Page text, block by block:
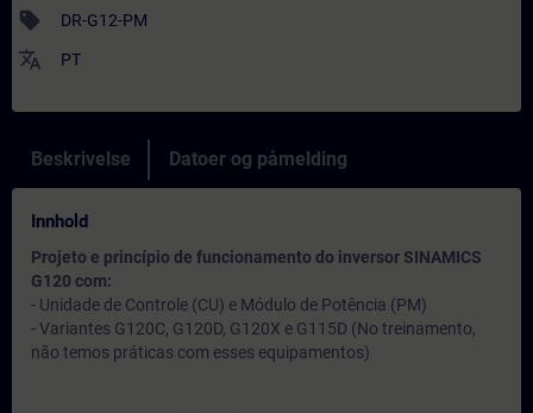
sell DR-G12-PM
translate PT
Beskrivelse Datoer og påmelding
Innhold
Projeto e princípio de funcionamento do inversor SINAMICS
G120 com:
- Unidade de Controle (CU) e Módulo de Potência (PM)
- Variantes G120C, G120D, G120X e G115D (No treinamento,
não temos práticas com esses equipamentos)